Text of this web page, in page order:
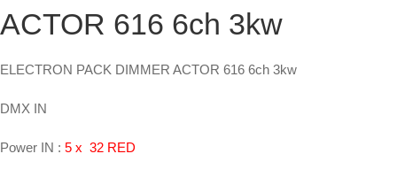
ACTOR 616 6ch 3kw
ELECTRON PACK DIMMER ACTOR 616 6ch 3kw
DMX IN
Power IN : 5 x 32 RED